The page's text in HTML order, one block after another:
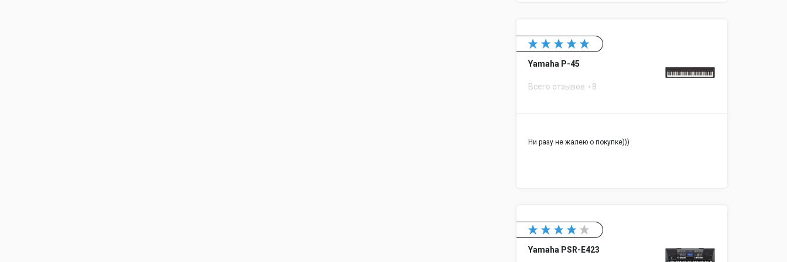
Yamaha P-45
Всего отзывов 8
Ни разу не жалею о покупке)))
Yamaha PSR-E423